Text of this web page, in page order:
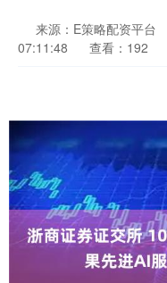
来源：E策略配资平台
07:11:48
查看：192